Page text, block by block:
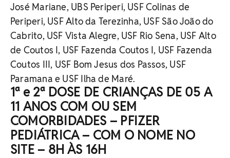
José Mariane, UBS Periperi, USF Colinas de
Periperi, USF Alto da Terezinha, USF São João do
Cabrito, USF Vista Alegre, USF Rio Sena, USF Alto
de Coutos I, USF Fazenda Coutos I, USF Fazenda
Coutos III, USF Bom Jesus dos Passos, USF
Paramana e USF Ilha de Maré.
1ª e 2ª DOSE DE CRIANÇAS DE 05 A
11 ANOS COM OU SEM
COMORBIDADES – PFIZER
PEDIÁTRICA – COM O NOME NO
SITE – 8H ÀS 16H